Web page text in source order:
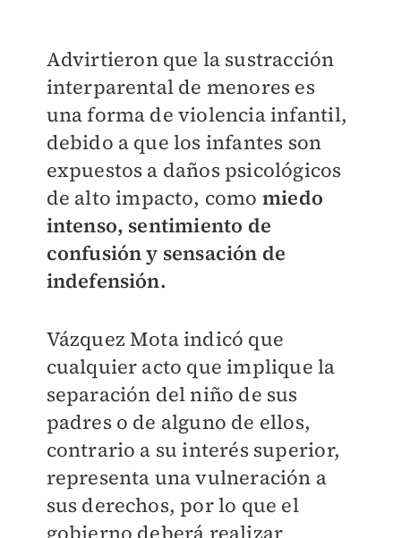
Advirtieron que la sustracción
interparental de menores es
una forma de violencia infantil,
debido a que los infantes son
expuestos a daños psicológicos
de alto impacto, como miedo
intenso, sentimiento de
confusión y sensación de
indefensión.
Vázquez Mota indicó que
cualquier acto que implique la
separación del niño de sus
padres o de alguno de ellos,
contrario a su interés superior,
representa una vulneración a
sus derechos, por lo que el